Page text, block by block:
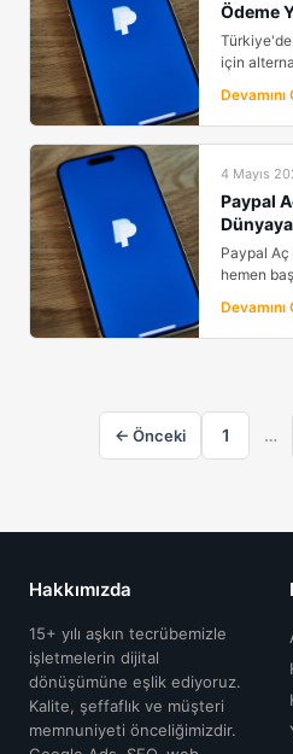
Ödeme
için
4 Mayıs
Paypal
Paypal Aç
hemen
← Önceki 1 …
Hakkımızda
15+ yılı aşkın tecrübemizle
işletmelerin dijital
dönüşümüne eşlik ediyoruz.
Kalite, şeffaflık ve müşteri
memnuniyeti önceliğimizdir.